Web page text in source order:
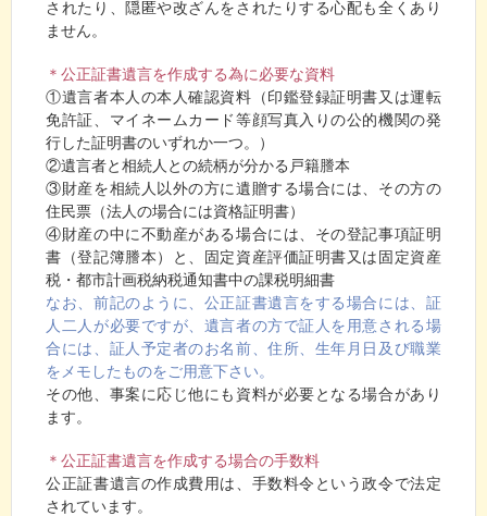
されたり、隠匿や改ざんをされたりする心配も全くあり
ません。
＊公正証書遺言を作成する為に必要な資料
①遺言者本人の本人確認資料（印鑑登録証明書又は運転
免許証、マイネームカード等顔写真入りの公的機関の発
行した証明書のいずれか一つ。）
②遺言者と相続人との続柄が分かる戸籍謄本
③財産を相続人以外の方に遺贈する場合には、その方の
住民票（法人の場合には資格証明書）
④財産の中に不動産がある場合には、その登記事項証明
書（登記簿謄本）と、固定資産評価証明書又は固定資産
税・都市計画税納税通知書中の課税明細書
なお、前記のように、公正証書遺言をする場合には、証
人二人が必要ですが、遺言者の方で証人を用意される場
合には、証人予定者のお名前、住所、生年月日及び職業
をメモしたものをご用意下さい。
その他、事案に応じ他にも資料が必要となる場合があり
ます。
＊公正証書遺言を作成する場合の手数料
公正証書遺言の作成費用は、手数料令という政令で法定
されています。